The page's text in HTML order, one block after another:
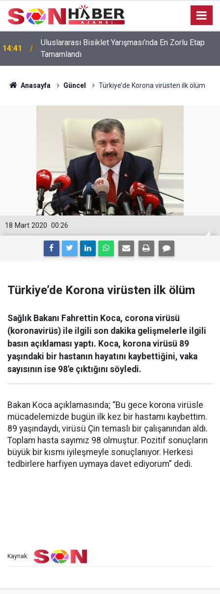
14:41
Uluslararası Bisiklet Yarışması’nda En Zorlu Etap
Tamamlandı
Anasayfa Güncel Türkiye’de Korona virüsten ilk ölüm
00:26
18 Mart 2020
Türkiye’de Korona virüsten ilk ölüm
Sağlık Bakanı Fahrettin Koca, corona virüsü
(koronavirüs) ile ilgili son dakika gelişmelerle ilgili
basın açıklaması yaptı. Koca, korona virüsü 89
yaşındaki bir hastanın hayatını kaybettiğini, vaka
sayısının ise 98'e çıktığını söyledi.
Bakan Koca açıklamasında; “Bu gece korona virüsle
mücadelemizde bugün ilk kez bir hastamı kaybettim.
89 yaşındaydı, virüsü Çin temaslı bir çalışanından aldı.
Toplam hasta sayımız 98 olmuştur. Pozitif sonuçların
büyük bir kısmı iyileşmeyle sonuçlanıyor. Herkesi
tedbirlere harfiyen uymaya davet ediyorum” dedi.
Kaynak: